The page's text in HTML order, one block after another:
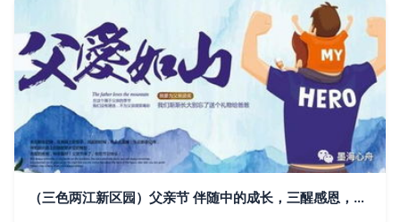
（三色两江新区园）父亲节 伴随中的成长，三醒感恩，育儿满爱心的亲子推燃剪影